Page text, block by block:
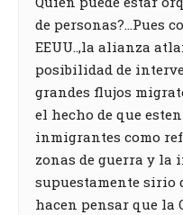
de personas?…Pues
EEUU..,la alianza
posibilidad de
grandes flujos
el hecho de que
inmigrantes como
zonas de guerra y la
supuestamente sirio
hacen pensar que la